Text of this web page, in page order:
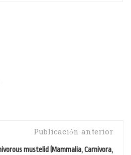
Publicación anterior
mustelid (Mammalia, Carnivora,